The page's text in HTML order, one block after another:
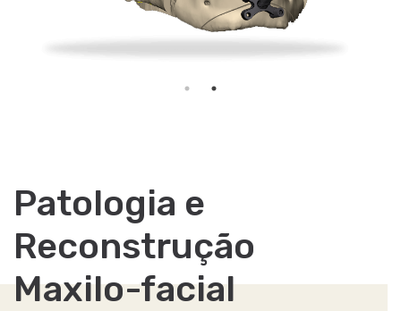
Patologia e
Reconstrução
Maxilo-facial